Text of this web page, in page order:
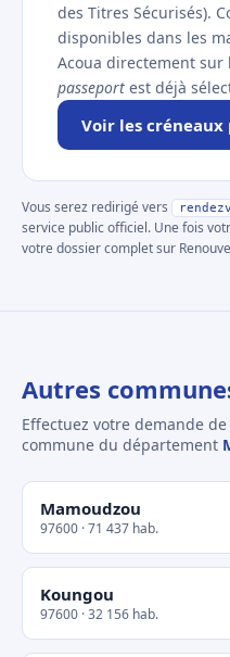
des Titres Sécurisés).
disponibles dans les
Acoua directement
passeport est déjà
Voir les créneaux
Vous serez redirigé vers
service public officiel. Une fois
votre dossier complet sur
Autres
Effectuez votre demande
commune du département
Mamoudzou
97600 · 71 437 hab.
Koungou
97600 · 32 156 hab.